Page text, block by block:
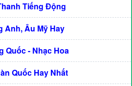
Tiếng Động
Anh, Âu Mỹ Hay
Quốc - Nhạc Hoa
Quốc Hay Nhất